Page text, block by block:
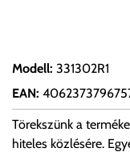
Modell: 331302R1
EAN:
Törekszünk a
hiteles közlésére.